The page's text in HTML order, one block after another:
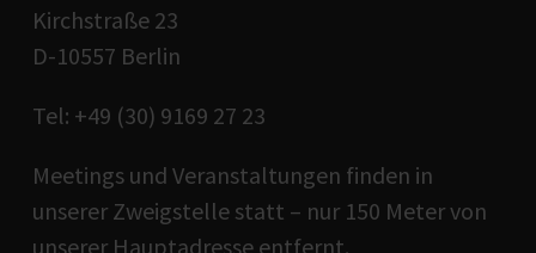
Kirchstraße 23
D-10557 Berlin
Tel: +49 (30) 9169 27 23
Meetings und Veranstaltungen finden in
unserer Zweigstelle statt – nur 150 Meter von
unserer Hauptadresse entfernt.